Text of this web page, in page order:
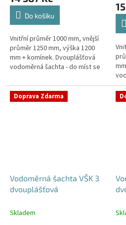
4,8
hvězdiček.
Do košíku
Vnitřní průměr 1000 mm, vnější
průměr 1250 mm, výška 1200
mm + komínek. Dvouplášťová
vodoměrná šachta - do míst se
parkovací stáníStandardní...
Doprava Zdarma
Vodoměrná šachta VŠK 3
dvouplášťová
Skladem